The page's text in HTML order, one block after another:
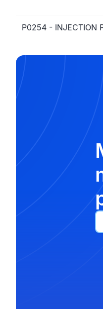
P0254 - INJECTION